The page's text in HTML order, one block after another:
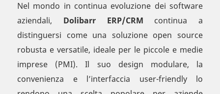
Nel mondo in continua evoluzione dei software
aziendali, Dolibarr ERP/CRM continua a
distinguersi come una soluzione open source
robusta e versatile, ideale per le piccole e medie
imprese (PMI). Il suo design modulare, la
convenienza e l’interfaccia user-friendly lo